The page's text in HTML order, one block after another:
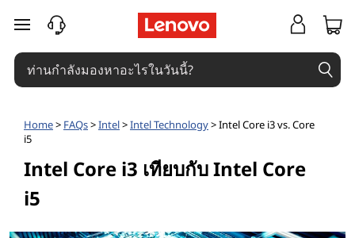
n
W
ข้ามไปที่เนื้อหาหลัก
Home> FAQs>Intel>Intel Technology> Intel Core i3 vs. Core
i5
Intel Core i3 เทียบกับ Intel Core
i5